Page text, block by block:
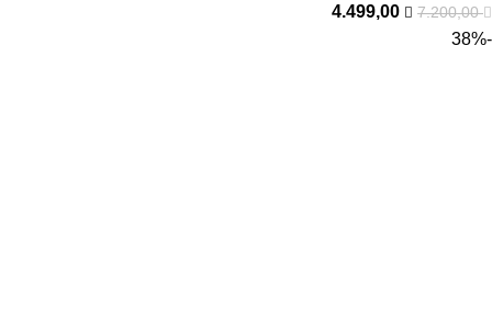
7.200,00
4.499,00
-38%